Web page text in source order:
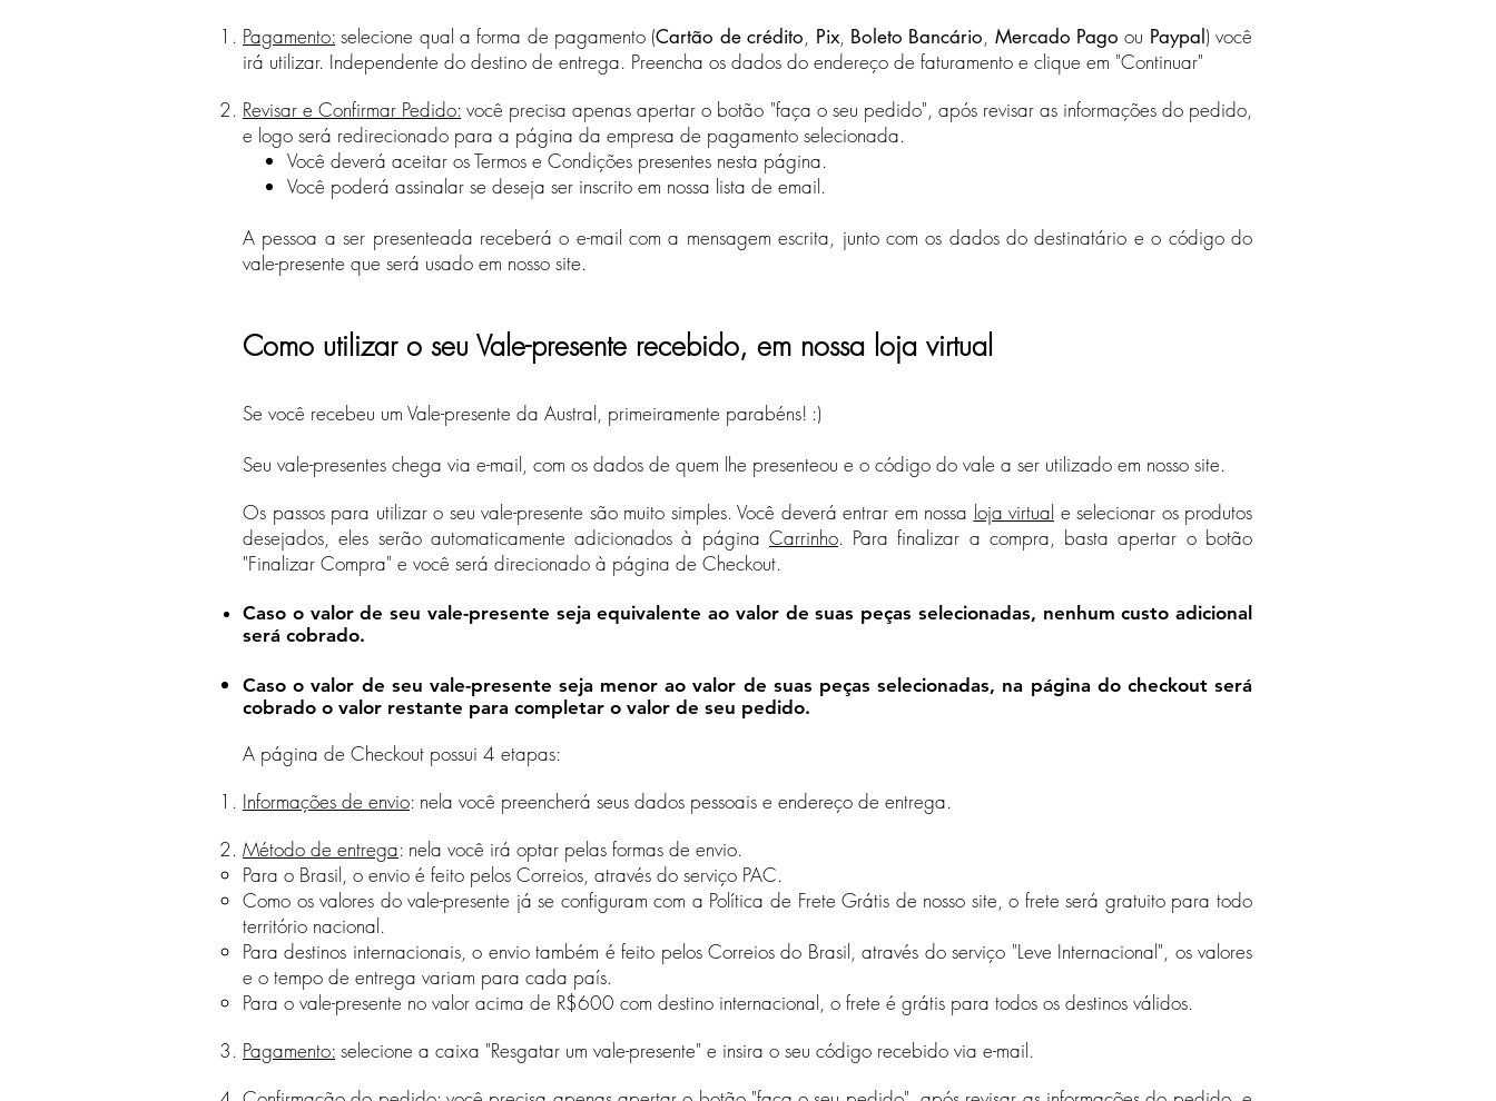
Pagamento: selecione qual a forma de pagamento (Cartão de crédito, Pix, Boleto Bancário, Mercado Pago ou Paypal) você
irá utilizar. Independente do destino de entrega. Preencha os dados do endereço de faturamento e clique em "Continuar"
Revisar e Confirmar Pedido: você precisa apenas apertar o botão "faça o seu pedido", após revisar as informações do pedido,
e logo será redirecionado para a página da empresa de pagamento selecionada.
Você deverá aceitar os Termos e Condições presentes nesta página.​
Você poderá assinalar se deseja ser inscrito em nossa lista de email.
A pessoa a ser presenteada receberá o e-mail com a mensagem escrita, junto com os dados do destinatário e o código do
vale-presente que será usado em nosso site.
Como utilizar o seu Vale-presente recebido, em nossa loja virtual
Se você recebeu um Vale-presente da Austral, primeiramente parabéns! :)
Seu vale-presentes chega via e-mail, com os dados de quem lhe presenteou e o código do vale a ser utilizado em nosso site.
Os passos para utilizar o seu vale-presente são muito simples. Você deverá entrar em nossa loja virtual e selecionar os produtos
desejados, eles serão automaticamente adicionados à página Carrinho. Para finalizar a compra, basta apertar o botão
"Finalizar Compra" e você será direcionado à página de Checkout.
Caso o valor de seu vale-presente seja equivalente ao valor de suas peças selecionadas, nenhum custo adicional
será cobrado.
Caso o valor de seu vale-presente seja menor ao valor de suas peças selecionadas, na página do checkout será
cobrado o valor restante para completar o valor de seu pedido.
A página de Checkout possui 4 etapas:
Informações de envio: nela você preencherá seus dados pessoais e endereço de entrega.
Método de entrega: nela você irá optar pelas formas de envio.
Para o Brasil, o envio é feito pelos Correios, através do serviço PAC.
Como os valores do vale-presente já se configuram com a Política de Frete Grátis de nosso site, o frete será gratuito para todo
território nacional.
Para destinos internacionais, o envio também é feito pelos Correios do Brasil, através do serviço "Leve Internacional", os valores
e o tempo de entrega variam para cada país.
Para o vale-presente no valor acima de R$600 com destino internacional, o frete é grátis para todos os destinos válidos.
Pagamento: selecione a caixa "Resgatar um vale-presente" e insira o seu código recebido via e-mail.